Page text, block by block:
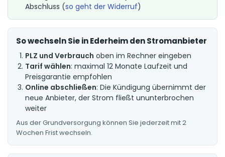
Abschluss (so geht der Widerruf)
So wechseln Sie in Ederheim den Stromanbieter
PLZ und Verbrauch oben im Rechner eingeben
Tarif wählen: maximal 12 Monate Laufzeit und
Preisgarantie empfohlen
Online abschließen: Die Kündigung übernimmt der
neue Anbieter, der Strom fließt ununterbrochen
weiter
Aus der Grundversorgung können Sie jederzeit mit 2
Wochen Frist wechseln.